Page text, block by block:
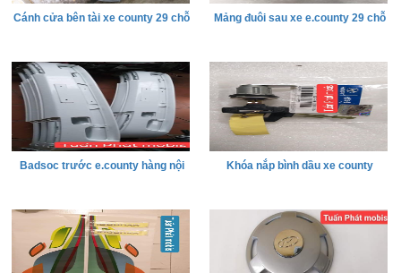
Cánh cửa bên tài xe county 29 chỗ Mảng đuôi sau xe e.county 29 chỗ
Badsoc trước e.county hàng nội Khóa nắp bình dầu xe county